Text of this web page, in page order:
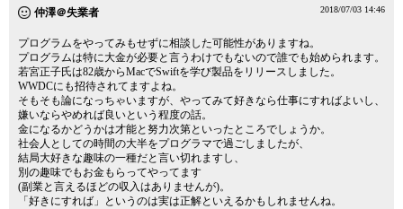
仲澤＠失業者 2018/07/03 14:46
プログラムをやってみもせずに相談した可能性がありますね。
プログラムは特に大金が必要と言うわけでもないので誰でも始められます。
若宮正子氏は82歳からMacでSwiftを学び製品をリリースしました。
WWDCにも招待されてますよね。
そもそも論になっちゃいますが、やってみて好きなら仕事にすればよいし、
嫌いならやめれば良いという程度の話。
金になるかどうかは才能と努力次第といったところでしょうか。
社会人としての時間の大半をプログラマで過ごしましたが、
結局大好きな趣味の一種だと言い切れますし、
別の趣味でもお金もらってやってます
(副業と言えるほどの収入はありませんが)。
「好きにすれば」というのは実は正解といえるかもしれませんね。